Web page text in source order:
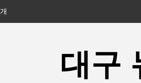
대구